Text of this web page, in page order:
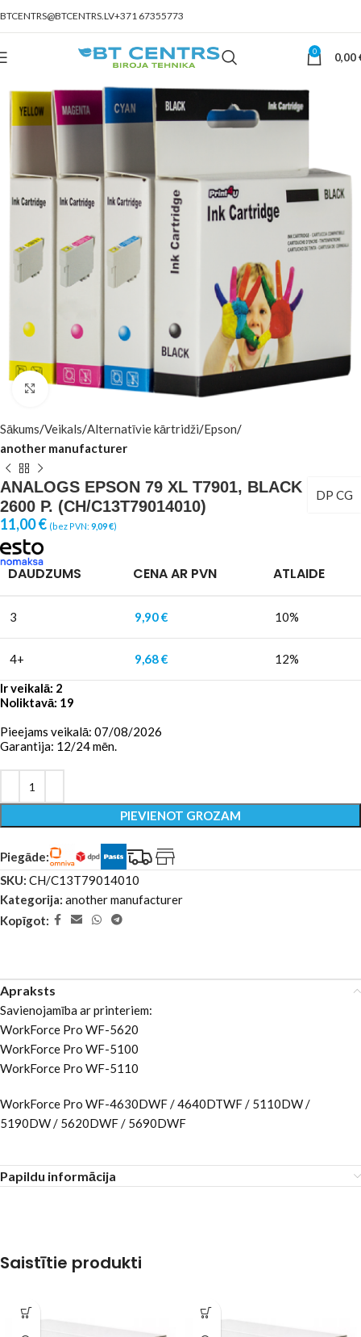
BTCENTRS@BTCENTRS.LV+371 67355773
0 0,00
Click to enlarge
Sākums Veikals Alternatīvie kārtridži Epson
another manufacturer
ANALOGS EPSON 79 XL T7901, BLACK
2600 P. (CH/C13T79014010)
DP CG
11,00€ (bez PVN: 9,09€)
DAUDZUMS CENA AR PVN ATLAIDE
3 9,90€ 10%
4+ 9,68€
12%
Ir veikalā: 2
Noliktavā: 19
Pieejams veikalā: 07/08/2026
Garantija: 12/24 mēn.
PIEVIENOT GROZAM
Piegāde:
SKU: CH/C13T79014010
Kategorija: another manufacturer
Kopīgot:
Apraksts
Savienojamība ar printeriem:
WorkForce Pro WF-5620
WorkForce Pro WF-5100
WorkForce Pro WF-5110
WorkForce Pro WF-4630DWF / 4640DTWF / 5110DW /
5190DW / 5620DWF / 5690DWF
Papildu informācija
Saistītie produkti